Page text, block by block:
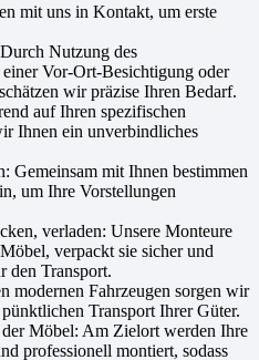
mit uns in Kontakt, um erste
Nutzung des
Vor-Ort-Besichtigung oder
wir präzise Ihren Bedarf.
auf Ihren spezifischen
Ihnen ein unverbindliches
Gemeinsam mit Ihnen bestimmen
um Ihre Vorstellungen
verladen: Unsere Monteure
verpackt sie sicher und
den Transport.
modernen Fahrzeugen sorgen wir
Transport Ihrer Güter.
Möbel: Am Zielort werden Ihre
professionell montiert, sodass